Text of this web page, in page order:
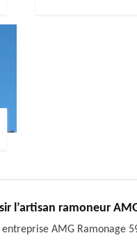
l’artisan ramoneur
AMG Ramonage